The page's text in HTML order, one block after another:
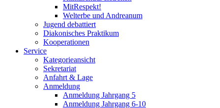
MitRespekt!
Welterbe und Andreanum
Jugend debattiert
Diakonisches Praktikum
Kooperationen
Service
Kategorieansicht
Sekretariat
Anfahrt & Lage
Anmeldung
Anmeldung Jahrgang 5
Anmeldung Jahrgang 6-10